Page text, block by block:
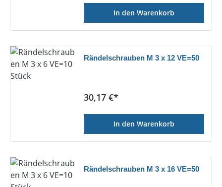
In den Warenkorb
Rändelschrauben M 3 x 12 VE=50
Regulärer Preis:
30,17 €*
In den Warenkorb
Rändelschrauben M 3 x 16 VE=50